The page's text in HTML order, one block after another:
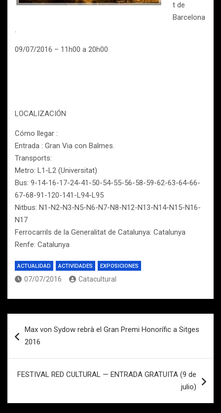
t de
Barcelona
.
09/07/2016 – 11h00 a 20h00
LOCALIZACIÓN
Cómo llegar :
Entrada : Gran Via con Balmes.
Transports:
Metro: L1-L2 (Universitat)
Bus: 9-14-16-17-24-41-50-54-55-56-58-59-62-63-64-66-
67-68-91-120-141-L94-L95
Nitbus: N1-N2-N3-N5-N6-N7-N8-N12-N13-N14-N15-N16-
N17
Ferrocarrils de la Generalitat de Catalunya: Catalunya
Renfe: Catalunya
ACTUALIDAD ACTIVIDADES EXPOSICIONES
07/07/2016 Catacultural
de
Max von Sydow rebrà el Gran Premi Honorífic a Sitges
2016
FESTIVAL RED CULTURAL — ENTRADA GRATUITA (9 de
julio)